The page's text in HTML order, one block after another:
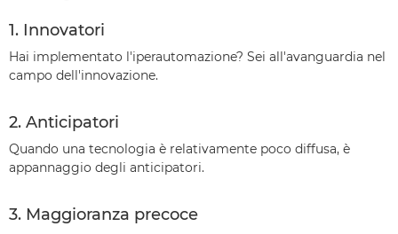
1. Innovatori
Hai implementato l'iperautomazione? Sei all'avanguardia nel
campo dell'innovazione.
2. Anticipatori
Quando una tecnologia è relativamente poco diffusa, è
appannaggio degli anticipatori.
3. Maggioranza precoce